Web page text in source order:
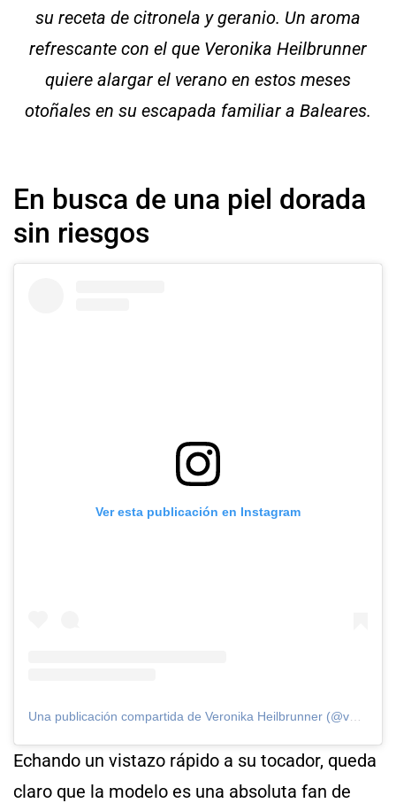
su receta de citronela y geranio. Un aroma
refrescante con el que Veronika Heilbrunner
quiere alargar el verano en estos meses
otoñales en su escapada familiar a Baleares.
En busca de una piel dorada
sin riesgos
Ver esta publicación en Instagram
Echando un vistazo rápido a su tocador, queda
claro que la modelo es una absoluta fan de